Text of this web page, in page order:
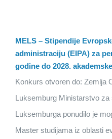
MELS – Stipendije
administraciju (EIPA) za
godine do 2028.
Konkurs otvoren do: Zemlja
Luksemburg Ministarstvo
Luksemburga ponudilo je
Master studijama iz oblasti